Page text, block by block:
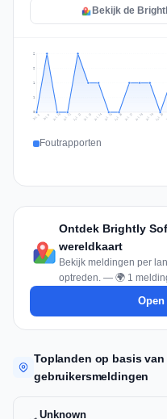
Bekijk de
1
1
2
2
Jul 8 Jul 9 Jul 10 Jul 11 Jul 12 Jul 13 Jul 14 Jul 15 Jul 16 Jul 17 Jul 18 Jul 19 Jul 20
Foutrapporten
Ontdek Brightly
wereldkaart
Bekijk meldingen per
optreden. — 🌍 1
Toplanden op basis van
gebruikersmeldingen
Unknown